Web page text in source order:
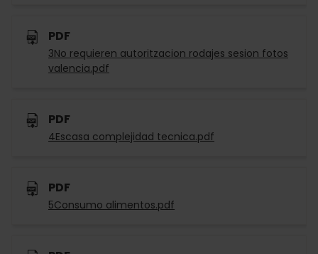
PDF
3No requieren autoritzacion rodajes sesion fotos
valencia.pdf
PDF
4Escasa complejidad tecnica.pdf
PDF
5Consumo alimentos.pdf